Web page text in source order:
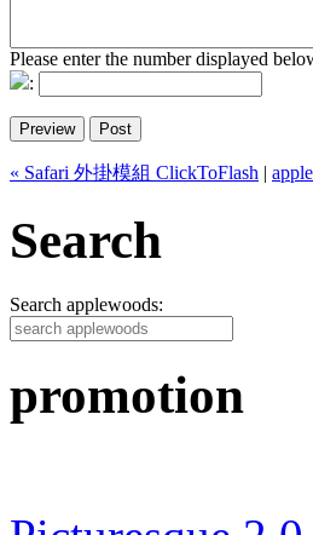
Please enter the number displayed
:
« Safari 外掛模組 ClickToFlash
Search
Search applewoods:
promotion